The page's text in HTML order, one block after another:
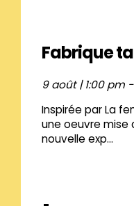
Fabrique
9 août | 1:00 pm -
Inspirée par La
une oeuvre mise
nouvelle exp...